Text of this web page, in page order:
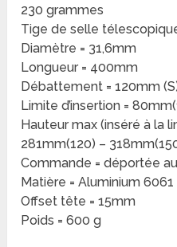
230 grammes
Tige de selle
Diamètre = 31,6mm
Longueur = 400mm
Débattement = 120mm
Limite d’insertion =
Hauteur max (inséré à la
281mm(120) –
Commande = déportée
Matière = Aluminium 6061
Offset tête = 15mm
Poids = 600 g